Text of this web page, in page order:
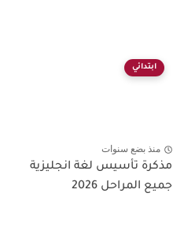
ابتدائي
منذ بضع سنوات
مذكرة تأسيس لغة انجليزية
جميع المراحل 2026